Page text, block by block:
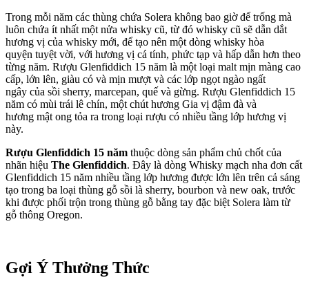
Trong mỗi năm các thùng chứa Solera không bao giờ để trống mà
luôn chứa ít nhất một nửa whisky cũ, từ đó whisky cũ sẽ dẫn dắt
hương vị của whisky mới, để tạo nên một dòng whisky hòa
quyện tuyệt vời, với hương vị cá tính, phức tạp và hấp dẫn hơn theo
từng năm. Rượu Glenfiddich 15 năm là một loại malt mịn màng cao
cấp, lớn lên, giàu có và mịn mượt và các lớp ngọt ngào ngất
ngây của sồi sherry, marcepan, quế và gừng. Rượu Glenfiddich 15
năm có mùi trái lê chín, một chút hương Gia vị đậm đà và
hương mật ong tỏa ra trong loại rượu có nhiều tầng lớp hương vị
này.
Rượu Glenfiddich 15 năm thuộc dòng sản phẩm chủ chốt của
nhãn hiệu The Glenfiddich. Đây là dòng Whisky mạch nha đơn cất
Glenfiddich 15 năm nhiều tầng lớp hương được lớn lên trên cả sáng
tạo trong ba loại thùng gỗ sồi là sherry, bourbon và new oak, trước
khi được phối trộn trong thùng gỗ bằng tay đặc biệt Solera làm từ
gỗ thông Oregon.
Gợi Ý Thưởng Thức